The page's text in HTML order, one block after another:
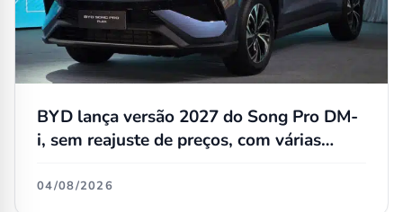
BYD lança versão 2027 do Song Pro DM-
i, sem reajuste de preços, com várias
04/08/2026